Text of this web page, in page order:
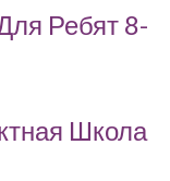
Ребят 8-
Школа